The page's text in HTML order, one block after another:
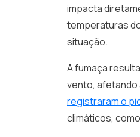
impacta
temperaturas
situação.
A fumaça
vento, afetando
registraram o
climáticos,